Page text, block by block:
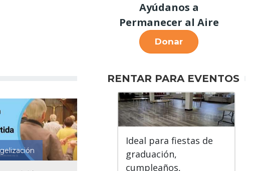
Ayúdanos a
Permanecer al Aire
Donar
RENTAR PARA EVENTOS
Ideal para fiestas de
graduación,
cumpleaños,